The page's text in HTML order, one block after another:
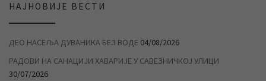
НАЈНОВИЈЕ ВЕСТИ
ДЕО НАСЕЉА ДУВАНИКА БЕЗ ВОДЕ 04/08/2026
РАДОВИ НА САНАЦИЈИ ХАВАРИЈЕ У САВЕЗНИЧКОЈ УЛИЦИ
30/07/2026